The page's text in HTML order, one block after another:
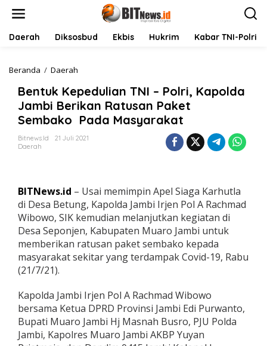
Daerah Diksosbud Ekbis Hukrim Kabar TNI-Polri
Beranda / Daerah
n
t
u
k
K
u
i
a
n
T
N
I
o
l
r
i
,
Bentuk Kepedulian TNI – Polri, Kapolda
Jambi Berikan Ratusan Paket
Sembako Pada Masyarakat
Bitnews.id
21 Juli 2021
Daerah
BITNews.id – Usai memimpin Apel Siaga Karhutla
di Desa Betung, Kapolda Jambi Irjen Pol A Rachmad
Wibowo, SIK kemudian melanjutkan kegiatan di
Desa Seponjen, Kabupaten Muaro Jambi untuk
memberikan ratusan paket sembako kepada
masyarakat sekitar yang terdampak Covid-19, Rabu
(21/7/21).
Kapolda Jambi Irjen Pol A Rachmad Wibowo
bersama Ketua DPRD Provinsi Jambi Edi Purwanto,
Bupati Muaro Jambi Hj Masnah Busro, PJU Polda
Jambi, Kapolres Muaro Jambi AKBP Yuyan